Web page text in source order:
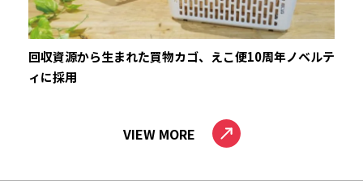
回収資源から生まれた買物カゴ、えこ便10周年ノベルテ
ィに採用
VIEW MORE